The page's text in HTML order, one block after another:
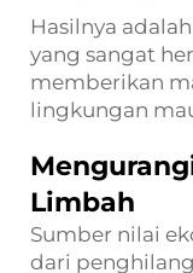
Hasilnya
yang sangat
memberikan
lingkungan
Limbah
Sumber nilai
dari